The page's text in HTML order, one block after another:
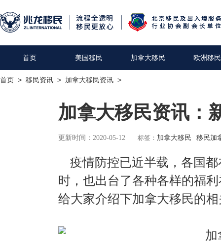
首页 美国移民 加拿大移民 欧洲移民
首页 > 移民资讯 > 加拿大移民资讯 >
加拿大移民资讯：
更新时间：2020-05-12 标签： 加拿大移民 移民加
疫情防控已近半载，各国
时，也出台了各种各样的福
给大家介绍下加拿大移民的